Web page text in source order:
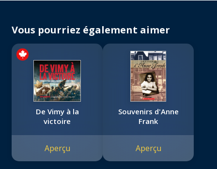
Vous pourriez également aimer
De Vimy à la
victoire
Aperçu
Souvenirs d'Anne
Frank
Aperçu